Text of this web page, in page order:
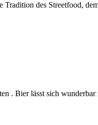
des Streetfood,
. Bier lässt sich